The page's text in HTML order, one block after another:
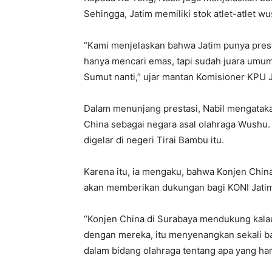
Sehingga, Jatim memiliki stok atlet-atlet
“Kami menjelaskan bahwa Jatim punya
hanya mencari emas, tapi sudah juara
Sumut nanti,” ujar mantan Komisioner KPU
Dalam menunjang prestasi, Nabil
China sebagai negara asal olahraga
digelar di negeri Tirai Bambu itu.
Karena itu, ia mengaku, bahwa Konjen
akan memberikan dukungan bagi KONI
“Konjen China di Surabaya mendukung
dengan mereka, itu menyenangkan sekali
dalam bidang olahraga tentang apa yang